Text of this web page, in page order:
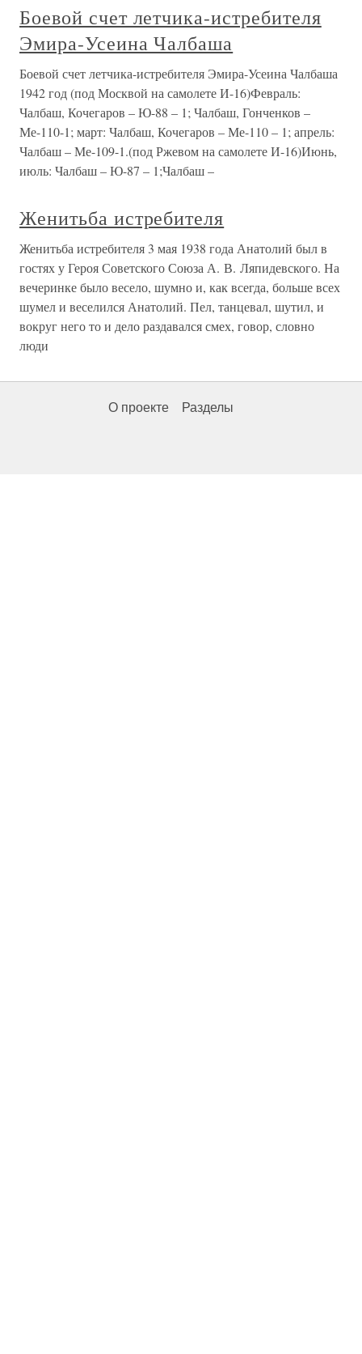
Боевой счет летчика-истребителя
Эмира-Усеина Чалбаша
Боевой счет летчика-истребителя Эмира-Усеина Чалбаша
1942 год (под Москвой на самолете И-16)Февраль:
Чалбаш, Кочегаров – Ю-88 – 1; Чалбаш, Гонченков –
Ме-110-1; март: Чалбаш, Кочегаров – Ме-110 – 1; апрель:
Чалбаш – Ме-109-1.(под Ржевом на самолете И-16)Июнь,
июль: Чалбаш – Ю-87 – 1;Чалбаш –
Женитьба истребителя
Женитьба истребителя 3 мая 1938 года Анатолий был в
гостях у Героя Советского Союза А. В. Ляпидевского. На
вечеринке было весело, шумно и, как всегда, больше всех
шумел и веселился Анатолий. Пел, танцевал, шутил, и
вокруг него то и дело раздавался смех, говор, словно
люди
О проекте Разделы